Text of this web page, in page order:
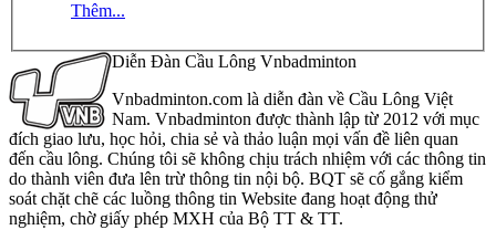
Thêm...
Diễn Đàn Cầu Lông Vnbadminton
Vnbadminton.com là diễn đàn về Cầu Lông Việt
Nam. Vnbadminton được thành lập từ 2012 với mục
đích giao lưu, học hỏi, chia sẻ và thảo luận mọi vấn đề liên quan
đến cầu lông. Chúng tôi sẽ không chịu trách nhiệm với các thông tin
do thành viên đưa lên trừ thông tin nội bộ. BQT sẽ cố gắng kiểm
soát chặt chẽ các luồng thông tin Website đang hoạt động thử
nghiệm, chờ giấy phép MXH của Bộ TT & TT.